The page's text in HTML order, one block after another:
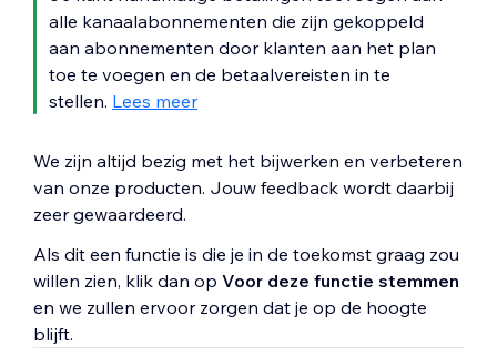
alle kanaalabonnementen die zijn gekoppeld
aan abonnementen door klanten aan het plan
toe te voegen en de betaalvereisten in te
stellen. Lees meer
We zijn altijd bezig met het bijwerken en verbeteren
van onze producten. Jouw feedback wordt daarbij
zeer gewaardeerd.
Als dit een functie is die je in de toekomst graag zou
willen zien, klik dan op Voor deze functie stemmen
en we zullen ervoor zorgen dat je op de hoogte
blijft.